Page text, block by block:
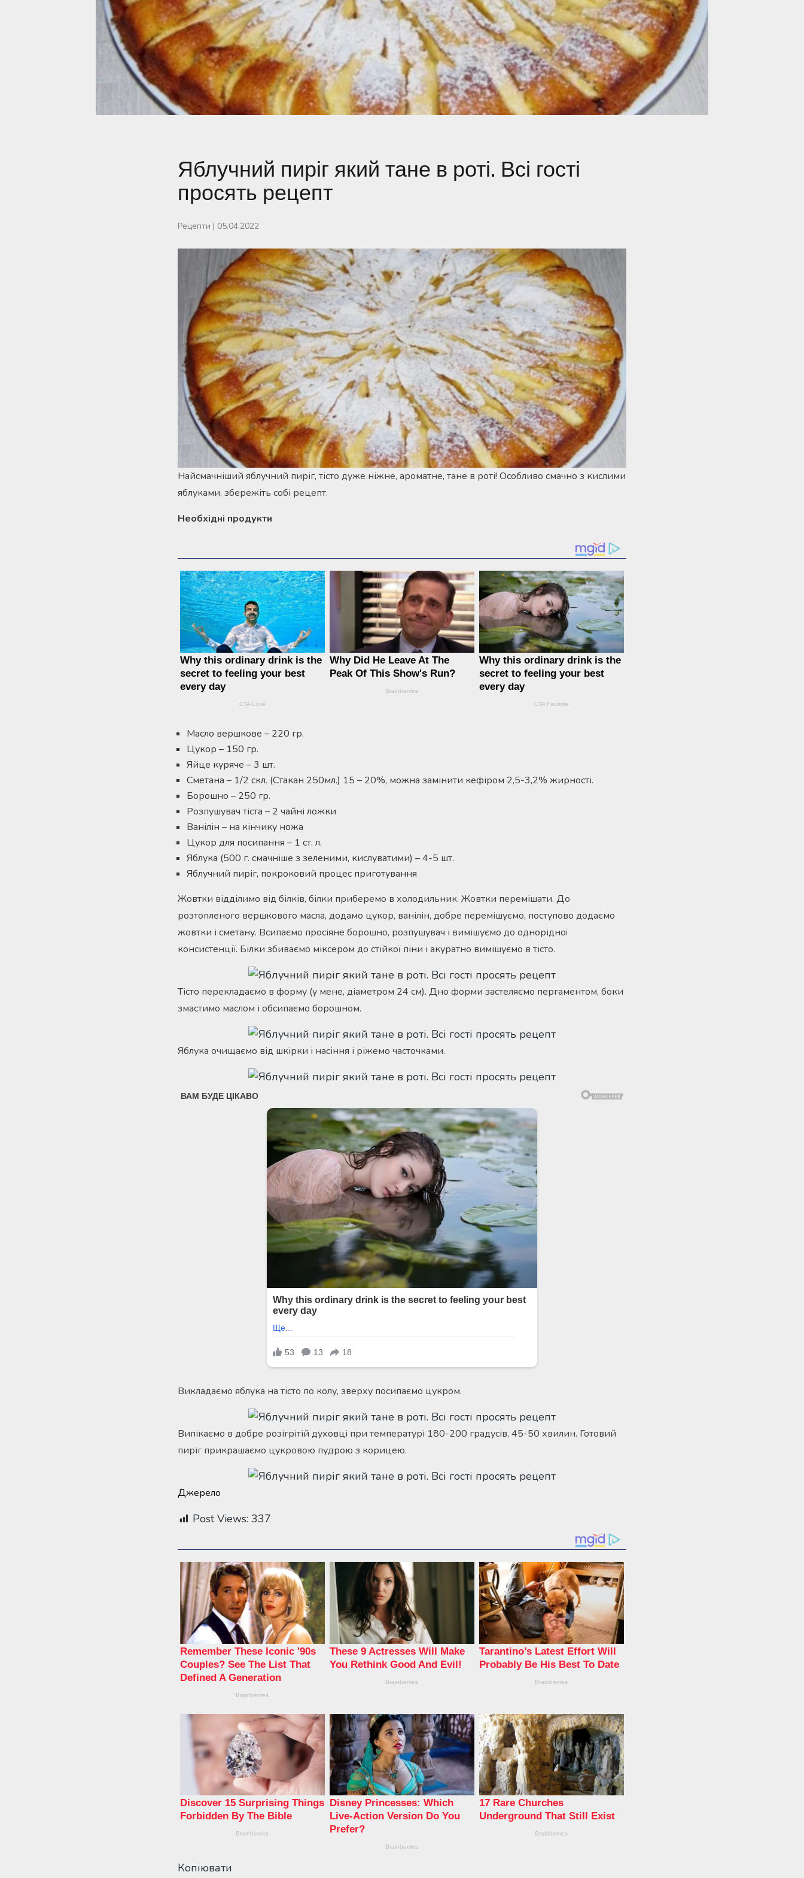
Яблучний пиріг який тане в роті. Всі гості
просять рецепт
Рецепти | 05.04.2022
Найсмачніший яблучний пиріг, тісто дуже ніжне, ароматне, тане в роті! Особливо смачно з кислими
яблуками, збережіть собі рецепт.
Необхідні продукти
Масло вершкове – 220 гр.
Цукор – 150 гр.
Яйце куряче – 3 шт.
Сметана – 1/2 скл. (Стакан 250мл.) 15 – 20%, можна замінити кефіром 2,5-3,2% жирності.
Борошно – 250 гр.
Розпушувач тіста – 2 чайні ложки
Ванілін – на кінчику ножа
Цукор для посипання – 1 ст. л.
Яблука (500 г. смачніше з зеленими, кислуватими) – 4-5 шт.
Яблучний пиріг, покроковий процес приготування
Жовтки відділимо від білків, білки приберемо в холодильник. Жовтки перемішати. До
розтопленого вершкового масла, додамо цукор, ванілін, добре перемішуємо, поступово додаємо
жовтки і сметану. Всипаємо просіяне борошно, розпушувач і вимішуємо до однорідної
консистенції. Білки збиваємо міксером до стійкої піни і акуратно вимішуємо в тісто.
Тісто перекладаємо в форму (у мене, діаметром 24 см). Дно форми застеляємо пергаментом, боки
змастимо маслом і обсипаємо борошном.
Яблука очищаємо від шкірки і насіння і ріжемо часточками.
Викладаємо яблука на тісто по колу, зверху посипаємо цукром.
Випікаємо в добре розігрітій духовці при температурі 180-200 градусів, 45-50 хвилин. Готовий
пиріг прикрашаємо цукровою пудрою з корицею.
Джерело
Post Views: 337
Копіювати